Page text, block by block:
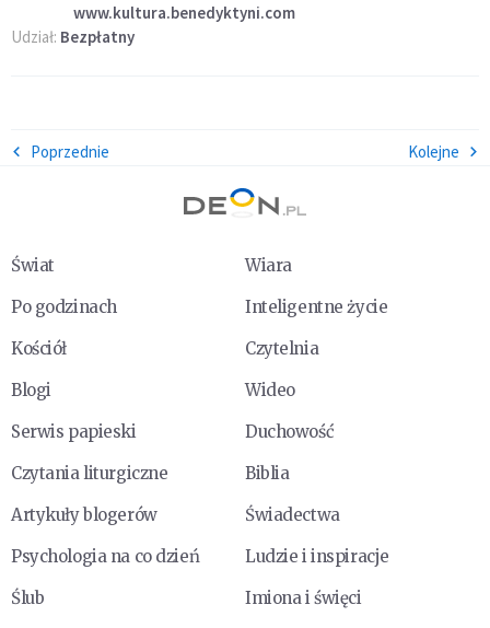
www.kultura.benedyktyni.com
Udział: Bezpłatny
Poprzednie Kolejne
Świat
Wiara
Po godzinach
Inteligentne życie
Kościół
Czytelnia
Blogi
Wideo
Serwis papieski
Duchowość
Czytania liturgiczne
Biblia
Artykuły blogerów
Świadectwa
Psychologia na co dzień
Ludzie i inspiracje
Ślub
Imiona i święci